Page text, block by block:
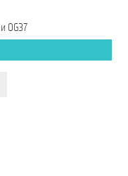
OG37